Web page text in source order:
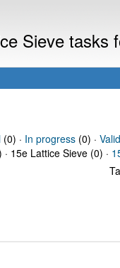
Sieve tasks
(0) · In progress(0) ·
· 15e Lattice Sieve (0) ·